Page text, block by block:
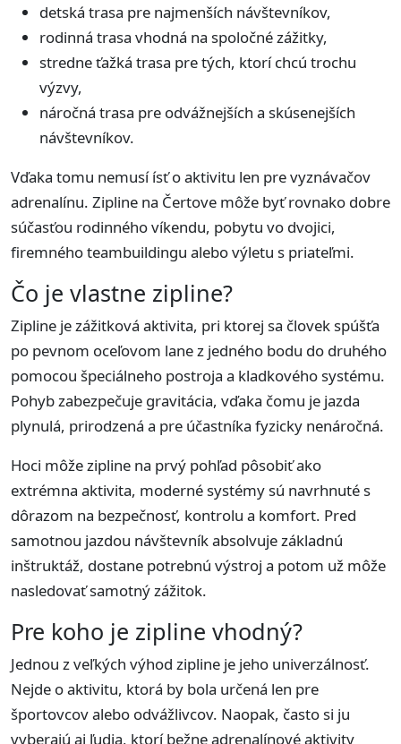
detská trasa pre najmenších návštevníkov,
rodinná trasa vhodná na spoločné zážitky,
stredne ťažká trasa pre tých, ktorí chcú trochu
výzvy,
náročná trasa pre odvážnejších a skúsenejších
návštevníkov.
Vďaka tomu nemusí ísť o aktivitu len pre vyznávačov
adrenalínu. Zipline na Čertove môže byť rovnako dobre
súčasťou rodinného víkendu, pobytu vo dvojici,
firemného teambuildingu alebo výletu s priateľmi.
Čo je vlastne zipline?
Zipline je zážitková aktivita, pri ktorej sa človek spúšťa
po pevnom oceľovom lane z jedného bodu do druhého
pomocou špeciálneho postroja a kladkového systému.
Pohyb zabezpečuje gravitácia, vďaka čomu je jazda
plynulá, prirodzená a pre účastníka fyzicky nenáročná.
Hoci môže zipline na prvý pohľad pôsobiť ako
extrémna aktivita, moderné systémy sú navrhnuté s
dôrazom na bezpečnosť, kontrolu a komfort. Pred
samotnou jazdou návštevník absolvuje základnú
inštruktáž, dostane potrebnú výstroj a potom už môže
nasledovať samotný zážitok.
Pre koho je zipline vhodný?
Jednou z veľkých výhod zipline je jeho univerzálnosť.
Nejde o aktivitu, ktorá by bola určená len pre
športovcov alebo odvážlivcov. Naopak, často si ju
vyberajú aj ľudia, ktorí bežne adrenalínové aktivity